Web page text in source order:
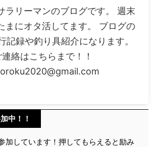
ラリーマンのブログです。 週末
まにオタ活してます。 ブログの
記録や釣り具紹介になります。
連絡はこちらまで！！
中！！
加しています！押してもらえると励み